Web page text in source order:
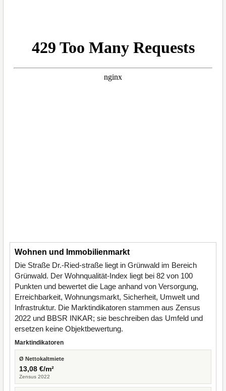
Wohnen und Immobilienmarkt
Die Straße Dr.-Ried-straße liegt in Grünwald im Bereich
Grünwald. Der Wohnqualität-Index liegt bei 82 von 100
Punkten und bewertet die Lage anhand von Versorgung,
Erreichbarkeit, Wohnungsmarkt, Sicherheit, Umwelt und
Infrastruktur. Die Marktindikatoren stammen aus Zensus
2022 und BBSR INKAR; sie beschreiben das Umfeld und
ersetzen keine Objektbewertung.
Marktindikatoren
Ø Nettokaltmiete
13,08 €/m²
Zensus 2022